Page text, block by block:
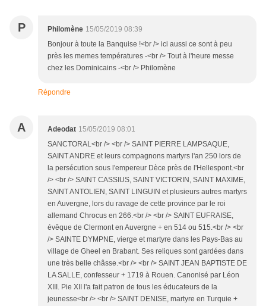
P Philomène 15/05/2019 08:39
Bonjour à toute la Banquise !<br /> ici aussi ce sont à peu
près les memes températures -<br /> Tout à l'heure messe
chez les Dominicains -<br /> Philomène
Répondre
A Adeodat 15/05/2019 08:01
SANCTORAL<br /> <br /> SAINT PIERRE LAMPSAQUE,
SAINT ANDRE et leurs compagnons martyrs l'an 250 lors de
la persécution sous l'empereur Dèce près de l'Hellespont.<br
/> <br /> SAINT CASSIUS, SAINT VICTORIN, SAINT MAXIME,
SAINT ANTOLIEN, SAINT LINGUIN et plusieurs autres martyrs
en Auvergne, lors du ravage de cette province par le roi
allemand Chrocus en 266.<br /> <br /> SAINT EUFRAISE,
évêque de Clermont en Auvergne + en 514 ou 515.<br /> <br
/> SAINTE DYMPNE, vierge et martyre dans les Pays-Bas au
village de Gheel en Brabant. Ses reliques sont gardées dans
une très belle châsse.<br /> <br /> SAINT JEAN BAPTISTE DE
LA SALLE, confesseur + 1719 à Rouen. Canonisé par Léon
XIII. Pie XII l'a fait patron de tous les éducateurs de la
jeunesse<br /> <br /> SAINT DENISE, martyre en Turquie +